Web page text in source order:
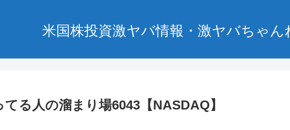
米国株投資激ヤバ情報・激ヤバちゃん
てる人の溜まり場6043【NASDAQ】